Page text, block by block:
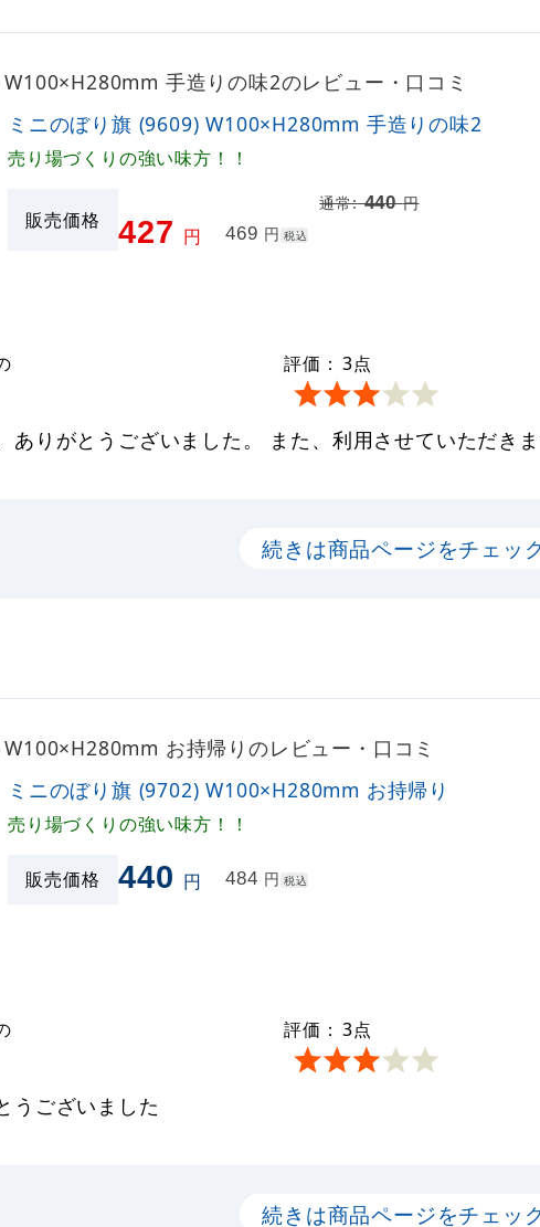
手造りの味2のレビュー・口コミ
ミニのぼり旗 (9609) W100×H280mm 手造りの味2
売り場づくりの強い味方！！
販売価格
通常:440円
427 円 469 円 税込
評価： 3点
ありがとうございました。 また、利用させていただきま
続きは商品ページをチェッ
お持帰りのレビュー・口コミ
ミニのぼり旗 (9702) W100×H280mm お持帰り
売り場づくりの強い味方！！
販売価格 440 円 484 円 税込
評価： 3点
うございました
続きは商品ページをチェッ